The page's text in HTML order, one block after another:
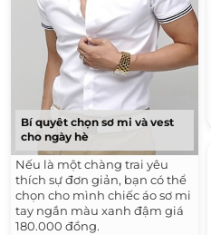
Bí quyêt chọn sơ mi và vest
cho ngày hè
Nếu là một chàng trai yêu
thích sự đơn giản, bạn có thể
chọn cho mình chiếc áo sơ mi
tay ngắn màu xanh đậm giá
180.000 đồng.